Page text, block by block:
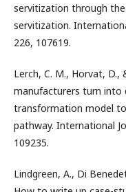
servitization through the
servitization.
226, 107619.
Lerch, C. M., Horvat, D.,
manufacturers turn into
transformation model
pathway. International
109235.
Lindgreen, A., Di